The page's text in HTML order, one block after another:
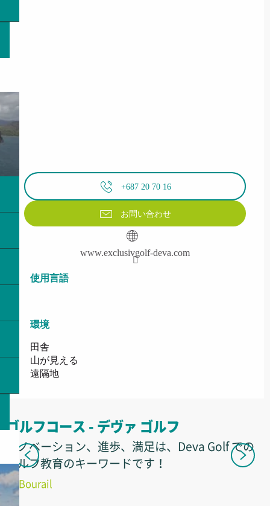
+687 20 70 16
お問い合わせ
www.exclusivgolf-deva.com
使用言語
使用言語
環境
環境
田舎
山が見える
遠隔地
ゴルフコース - デヴァ ゴルフ
イノベーション、進歩、満足は、Deva Golf での
ゴルフ教育のキーワードです！
Bourail